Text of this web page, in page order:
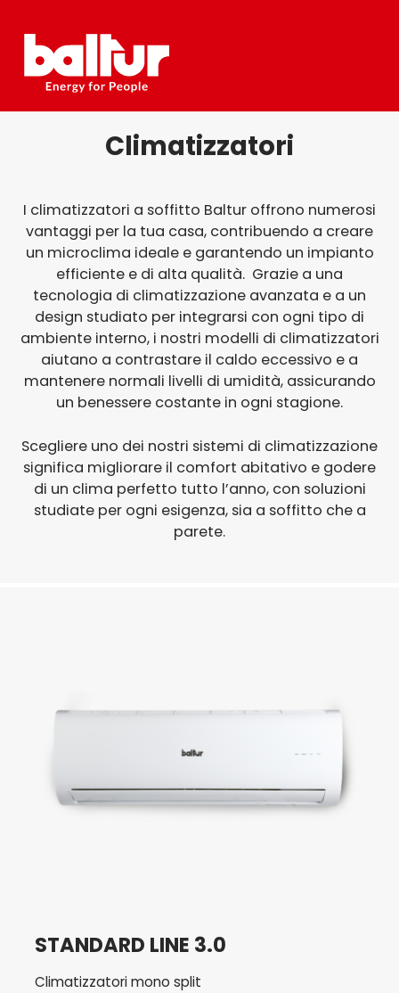
contenuto
Climatizzatori
I climatizzatori a soffitto Baltur offrono numerosi
vantaggi per la tua casa, contribuendo a creare
un microclima ideale e garantendo un impianto
efficiente e di alta qualità. Grazie a una
tecnologia di climatizzazione avanzata e a un
design studiato per integrarsi con ogni tipo di
ambiente interno, i nostri modelli di climatizzatori
aiutano a contrastare il caldo eccessivo e a
mantenere normali livelli di umidità, assicurando
un benessere costante in ogni stagione.
Scegliere uno dei nostri sistemi di climatizzazione
significa migliorare il comfort abitativo e godere
di un clima perfetto tutto l’anno, con soluzioni
studiate per ogni esigenza, sia a soffitto che a
parete.
STANDARD LINE 3.0
Climatizzatori mono split